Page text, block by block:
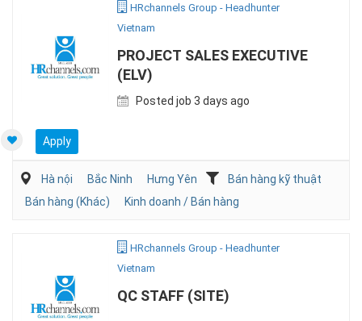
HRchannels Group - Headhunter
Vietnam
PROJECT SALES EXECUTIVE
(ELV)
Posted job 3 days ago
Apply
Hà nội Bắc Ninh Hưng Yên
Bán hàng kỹ thuật
Bán hàng (Khác)
Kinh doanh / Bán hàng
HRchannels Group - Headhunter
Vietnam
QC STAFF (SITE)